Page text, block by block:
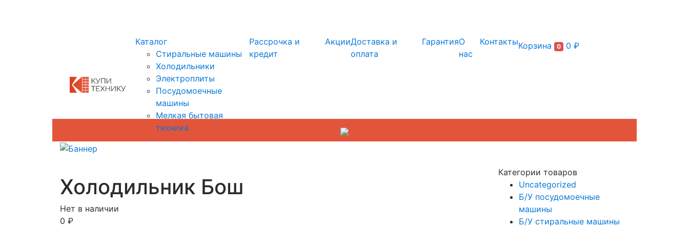
Каталог
Стиральные машины
Холодильники
Электроплиты
Посудомоечные
машины
Мелкая бытовая
техника
Рассрочка и
кредит
АкцииДоставка и
оплата
ГарантияО
нас
КонтактыКорзина 0 0 ₽
Холодильник Бош
Нет в наличии
0 ₽
Категории товаров
Uncategorized
Б/У посудомоечные
машины
Б/У стиральные машины